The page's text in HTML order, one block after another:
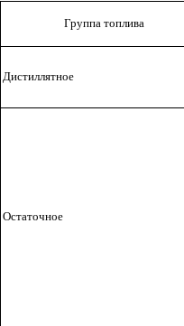
Группа топлива
Дистиллятное
Остаточное